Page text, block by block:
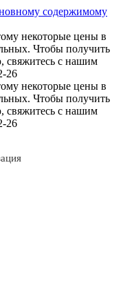
содержимому
некоторые цены в
Чтобы получить
свяжитесь с нашим
26
некоторые цены в
Чтобы получить
свяжитесь с нашим
26